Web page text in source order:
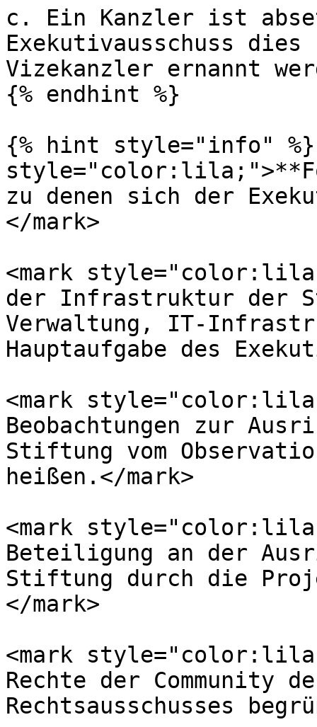
c. Ein Kanzler ist
Exekutivausschuss
Vizekanzler ernannt
{% endhint %}
{% hint style="info" %}
zu denen sich der
</mark>
<mark
der Infrastruktur der
Verwaltung, IT-
Hauptaufgabe des
<mark
Beobachtungen zur
Stiftung vom
heißen.</mark>
<mark
Beteiligung an der
Stiftung durch die
</mark>
<mark
Rechte der Community
Rechts­ausschusses